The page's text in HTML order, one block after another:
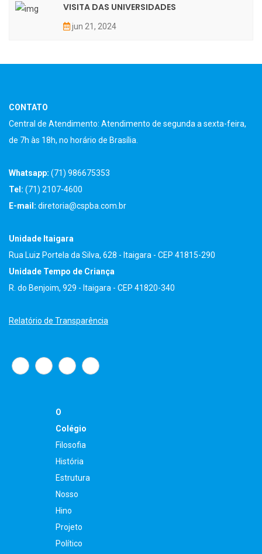
VISITA DAS UNIVERSIDADES
jun 21, 2024
CONTATO
Central de Atendimento: Atendimento de segunda a sexta-feira,
de 7h às 18h, no horário de Brasília.
Whatsapp: (71) 986675353
Tel: (71) 2107-4600
E-mail: diretoria@cspba.com.br
Unidade Itaigara
Rua Luiz Portela da Silva, 628 - Itaigara - CEP 41815-290
Unidade Tempo de Criança
R. do Benjoim, 929 - Itaigara - CEP 41820-340
Relatório de Transparência
O
Colégio
Filosofia
História
Estrutura
Nosso
Hino
Projeto
Político